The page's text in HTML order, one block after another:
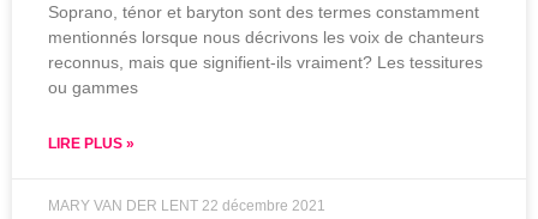
Soprano, ténor et baryton sont des termes constamment
mentionnés lorsque nous décrivons les voix de chanteurs
reconnus, mais que signifient-ils vraiment? Les tessitures
ou gammes
LIRE PLUS »
MARY VAN DER LENT 22 décembre 2021